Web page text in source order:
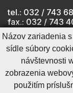
tel.: 032 / 743
fax.: 032 / 743
e-mail:
Cookies nastavenie
Cookies - viac
Technický
Názov zariadenia
sídle súbory
návštevnosti
zobrazenia
použitím